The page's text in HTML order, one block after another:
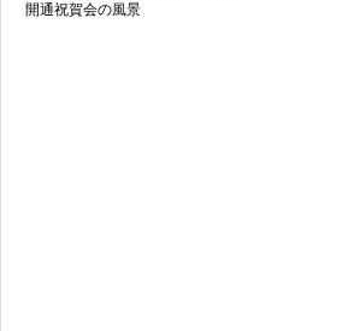
開通祝賀会の風景